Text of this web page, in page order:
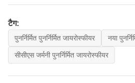
टैग:
पुनर्निर्मित पुनर्निर्मित जायरोस्फीयर नया
सीसीएस जर्मनी पुनर्निर्मित जायरोस्फीयर